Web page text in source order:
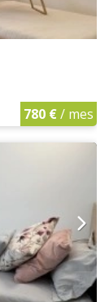
780 €/ mes